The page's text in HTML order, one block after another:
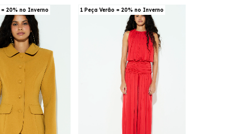
= 20% no Inverno 1 Peça Verão = 20% no Inverno